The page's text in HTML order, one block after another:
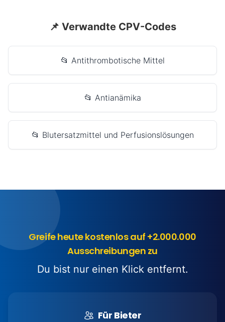
📌 Verwandte CPV-Codes
📂 Antithrombotische Mittel
📂 Antianämika
📂 Blutersatzmittel und Perfusionslösungen
Greife heute kostenlos auf +2.000.000
Ausschreibungen zu
Du bist nur einen Klick entfernt.
Für Bieter